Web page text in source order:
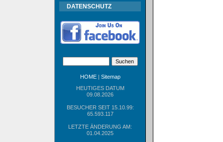
DATENSCHUTZ
HOME| Sitemap
HEUTIGES DATUM
09.08.2026
BESUCHER SEIT 15.10.99:
65.593.117
LETZTE ÄNDERUNG AM:
01.04.2025